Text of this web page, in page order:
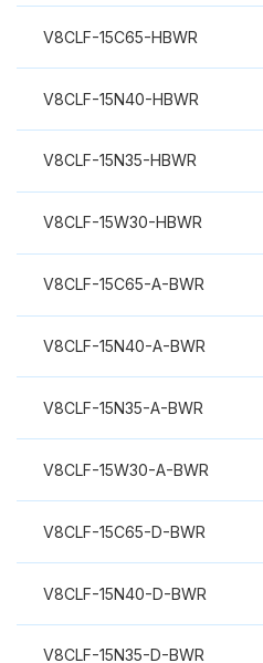
V8CLF-15C65-HBWR
V8CLF-15N40-HBWR
V8CLF-15N35-HBWR
V8CLF-15W30-HBWR
V8CLF-15C65-A-BWR
V8CLF-15N40-A-BWR
V8CLF-15N35-A-BWR
V8CLF-15W30-A-BWR
V8CLF-15C65-D-BWR
V8CLF-15N40-D-BWR
V8CLF-15N35-D-BWR